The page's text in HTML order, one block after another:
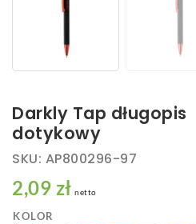
Darkly Tap długopis
dotykowy
SKU: AP800296-97
2,09 zł netto
KOLOR